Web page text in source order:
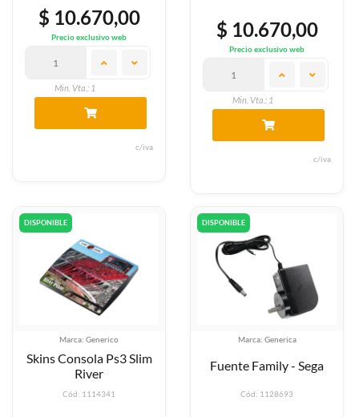
$ 10.670,00
Precio exclusivo web
Min. Vta.: 1
c/iva
$ 10.670,00
Precio exclusivo web
Min. Vta.: 1
c/iva
DISPONIBLE
Marca: Generico
Skins Consola Ps3 Slim
River
Cód: 1114341
DISPONIBLE
Marca: Generica
Fuente Family - Sega
Cód: 1128693